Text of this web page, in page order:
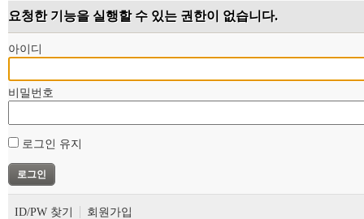
요청한 기능을 실행할 수 있는 권한이 없습니다.
아이디
비밀번호
로그인 유지
ID/PW 찾기 회원가입